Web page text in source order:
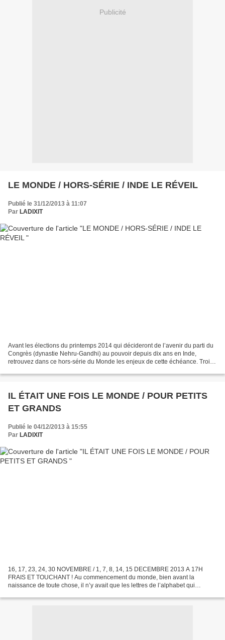
Publicité
LE MONDE / HORS-SÉRIE / INDE LE RÉVEIL
Publié le 31/12/2013 à 11:07
Par LADIXIT
Avant les élections du printemps 2014 qui décideront de l’avenir du parti du
Congrès (dynastie Nehru-Gandhi) au pouvoir depuis dix ans en Inde,
retrouvez dans ce hors-série du Monde les enjeux de cette échéance. Trois
IL ÉTAIT UNE FOIS LE MONDE / POUR PETITS
ET GRANDS
Publié le 04/12/2013 à 15:55
Par LADIXIT
16, 17, 23, 24, 30 NOVEMBRE / 1, 7, 8, 14, 15 DECEMBRE 2013 A 17H
FRAIS ET TOUCHANT ! Au commencement du monde, bien avant la
naissance de toute chose, il n’y avait que les lettres de l’alphabet qui